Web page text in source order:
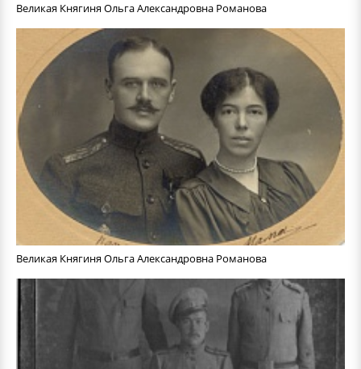
Великая Княгиня Ольга Александровна Романова
Великая Княгиня Ольга Александровна Романова